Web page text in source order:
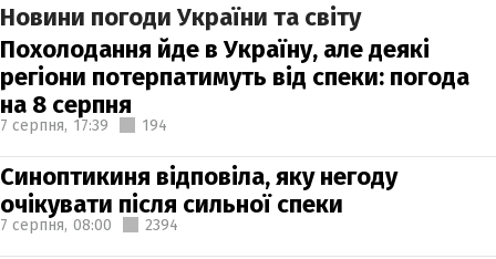
Новини погоди України та світу
Похолодання йде в Україну, але деякі
регіони потерпатимуть від спеки: погода
на 8 серпня
7 серпня, 17:39 194
Синоптикиня відповіла, яку негоду
очікувати після сильної спеки
7 серпня, 08:00 2394